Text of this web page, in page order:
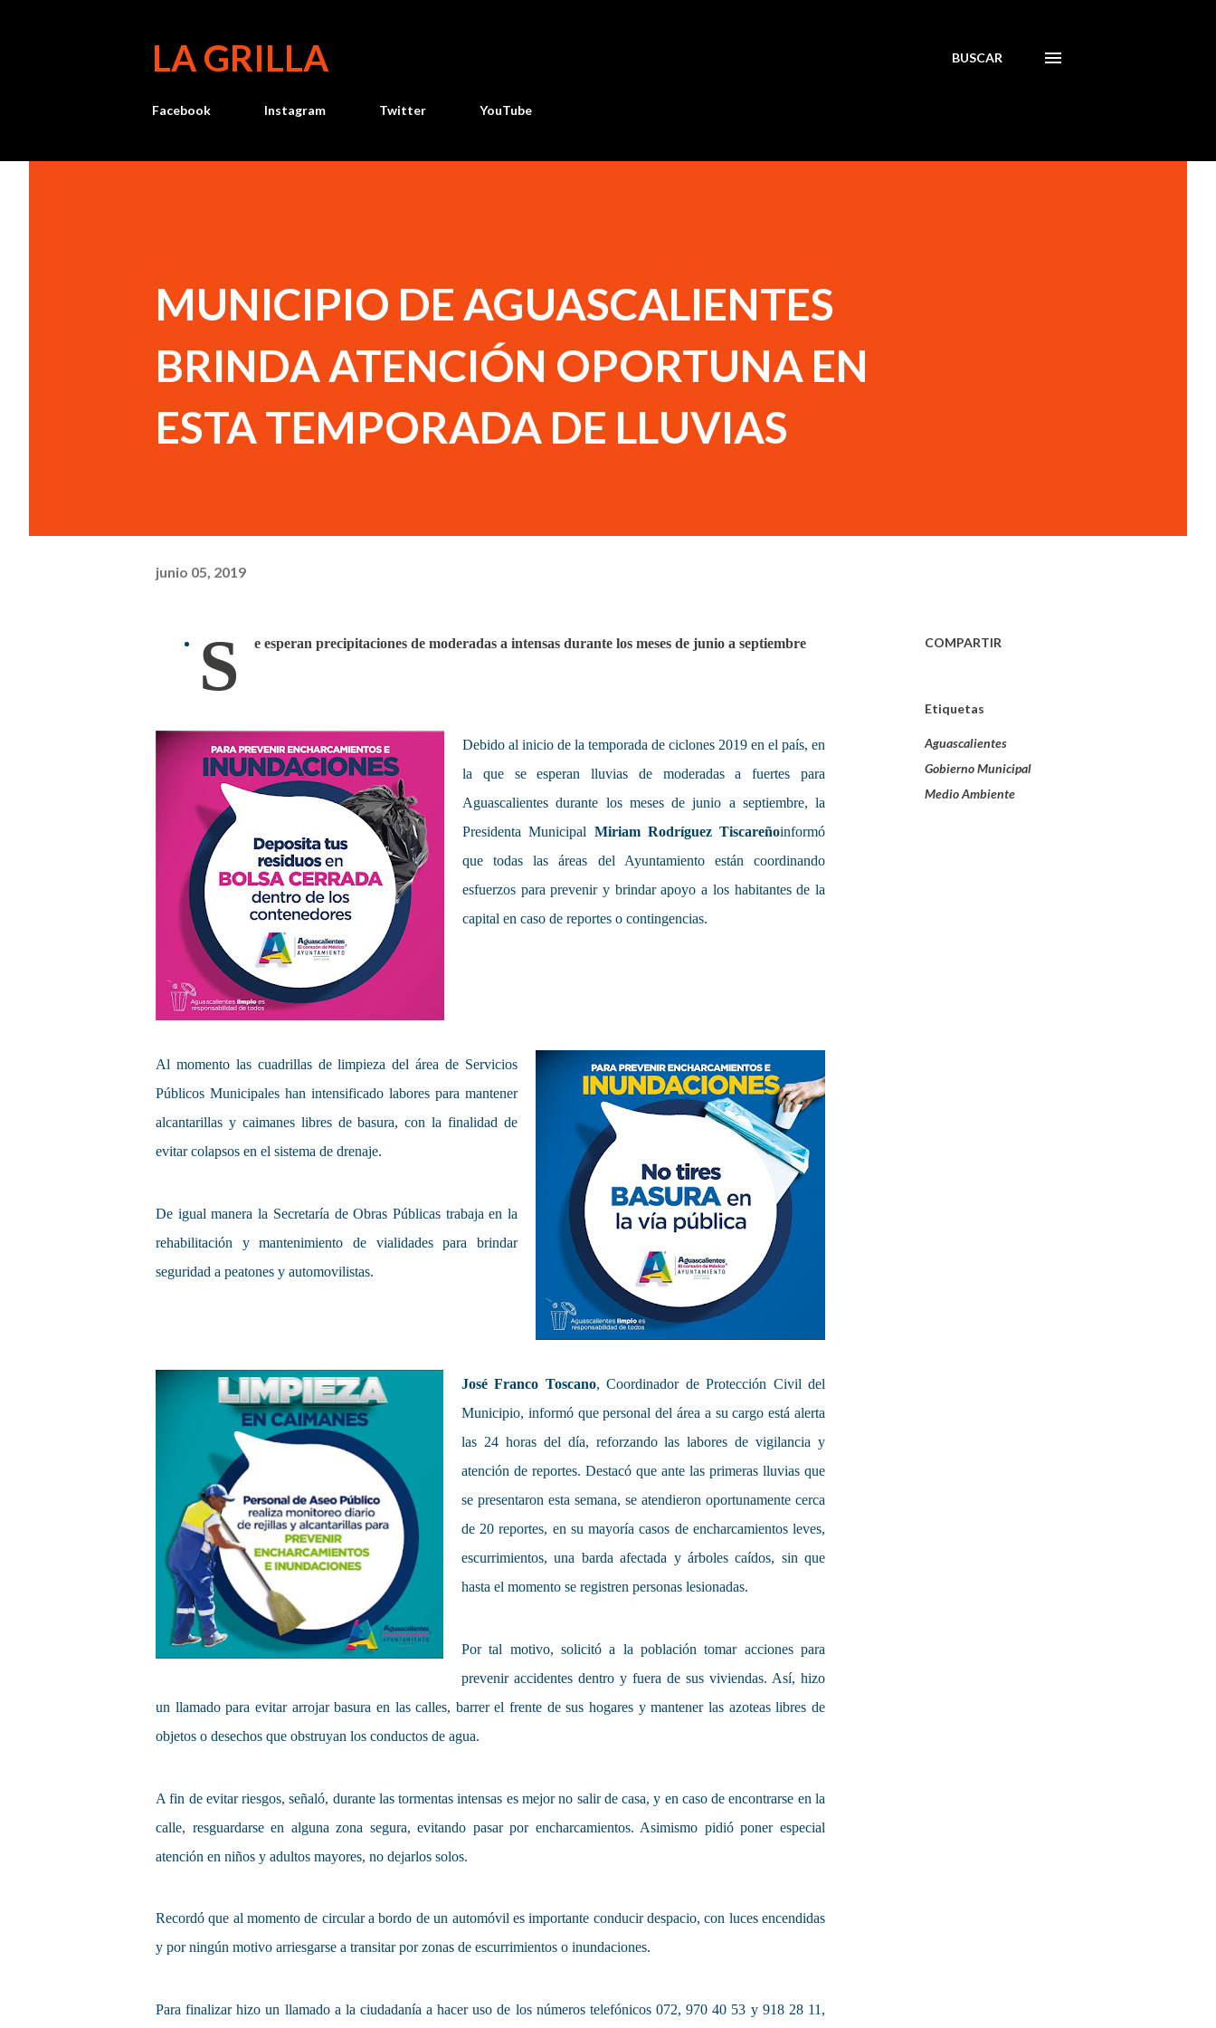
LA GRILLA BUSCAR
Facebook Instagram Twitter YouTube
MUNICIPIO DE AGUASCALIENTES
BRINDA ATENCIÓN OPORTUNA EN
ESTA TEMPORADA DE LLUVIAS
junio 05, 2019
S e esperan precipitaciones de moderadas a intensas durante los meses de junio a septiembre
Debido al inicio de la temporada de ciclones 2019 en el país, en
la que se esperan lluvias de moderadas a fuertes para
Aguascalientes durante los meses de junio a septiembre, la
Presidenta Municipal Miriam Rodríguez Tiscareñoinformó
que todas las áreas del Ayuntamiento están coordinando
esfuerzos para prevenir y brindar apoyo a los habitantes de la
capital en caso de reportes o contingencias.
Al momento las cuadrillas de limpieza del área de Servicios
Públicos Municipales han intensificado labores para mantener
alcantarillas y caimanes libres de basura, con la finalidad de
evitar colapsos en el sistema de drenaje.
De igual manera la Secretaría de Obras Públicas trabaja en la
rehabilitación y mantenimiento de vialidades para brindar
seguridad a peatones y automovilistas.
José Franco Toscano, Coordinador de Protección Civil del
Municipio, informó que personal del área a su cargo está alerta
las 24 horas del día, reforzando las labores de vigilancia y
atención de reportes. Destacó que ante las primeras lluvias que
se presentaron esta semana, se atendieron oportunamente cerca
de 20 reportes, en su mayoría casos de encharcamientos leves,
escurrimientos, una barda afectada y árboles caídos, sin que
hasta el momento se registren personas lesionadas.
Por tal motivo, solicitó a la población tomar acciones para
prevenir accidentes dentro y fuera de sus viviendas. Así, hizo
un llamado para evitar arrojar basura en las calles, barrer el frente de sus hogares y mantener las azoteas libres de
objetos o desechos que obstruyan los conductos de agua.
A fin de evitar riesgos, señaló, durante las tormentas intensas es mejor no salir de casa, y en caso de encontrarse en la
calle, resguardarse en alguna zona segura, evitando pasar por encharcamientos. Asimismo pidió poner especial
atención en niños y adultos mayores, no dejarlos solos.
Recordó que al momento de circular a bordo de un automóvil es importante conducir despacio, con luces encendidas
y por ningún motivo arriesgarse a transitar por zonas de escurrimientos o inundaciones.
Para finalizar hizo un llamado a la ciudadanía a hacer uso de los números telefónicos 072, 970 40 53 y 918 28 11,
COMPARTIR
Etiquetas
Aguascalientes
Gobierno Municipal
Medio Ambiente